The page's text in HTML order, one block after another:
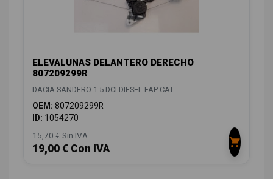
ELEVALUNAS DELANTERO DERECHO
807209299R
DACIA SANDERO 1.5 DCI DIESEL FAP CAT
OEM: 807209299R
ID: 1054270
15,70 € Sin IVA
19,00 € Con IVA